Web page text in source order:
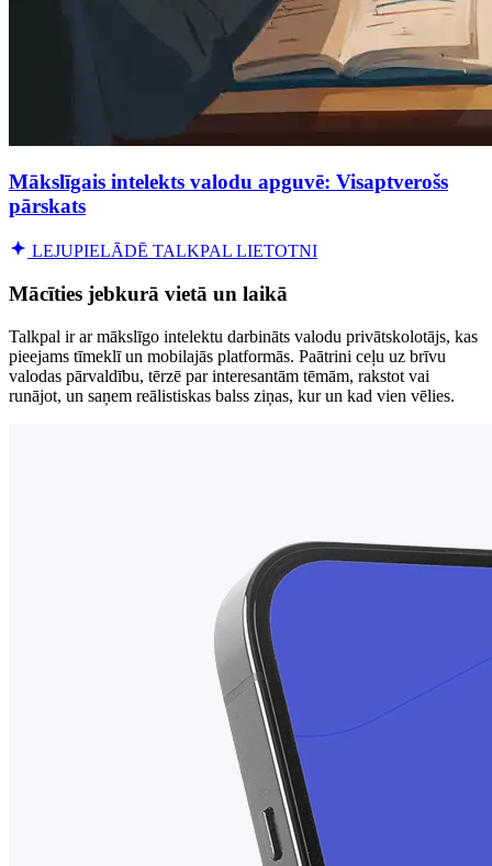
Mākslīgais intelekts valodu apguvē: Visaptverošs
pārskats
LEJUPIELĀDĒ TALKPAL LIETOTNI
Mācīties jebkurā vietā un laikā
Talkpal ir ar mākslīgo intelektu darbināts valodu privātskolotājs, kas
pieejams tīmeklī un mobilajās platformās. Paātrini ceļu uz brīvu
valodas pārvaldību, tērzē par interesantām tēmām, rakstot vai
runājot, un saņem reālistiskas balss ziņas, kur un kad vien vēlies.